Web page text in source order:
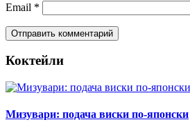
Email *
Коктейли
Мизувари: подача виски по-японски